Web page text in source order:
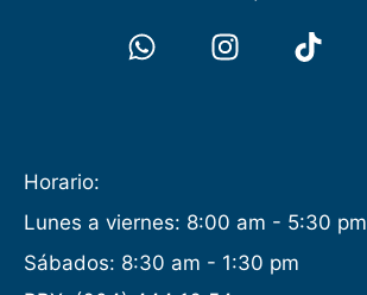
Horario:
Lunes a viernes: 8:00 am - 5:30 pm
Sábados: 8:30 am - 1:30 pm